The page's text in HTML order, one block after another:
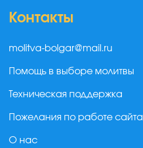
Контакты
molitva-bolgar@mail.ru
Помощь в выборе молитвы
Техническая поддержка
Пожелания по работе сайта
О нас